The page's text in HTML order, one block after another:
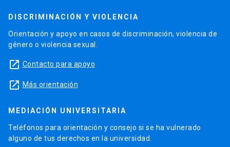
DISCRIMINACIÓN Y VIOLENCIA
Orientación y apoyo en casos de discriminación, violencia de
género o violencia sexual.
launch Contacto para apoyo
launch Más orientación
MEDIACIÓN UNIVERSITARIA
Teléfonos para orientación y consejo si se ha vulnerado
alguno de tus derechos en la universidad.